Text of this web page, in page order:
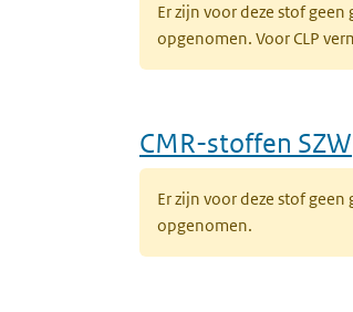
Er zijn voor deze stof
opgenomen. Voor CLP
CMR-stoffen SZW
Er zijn voor deze stof
opgenomen.